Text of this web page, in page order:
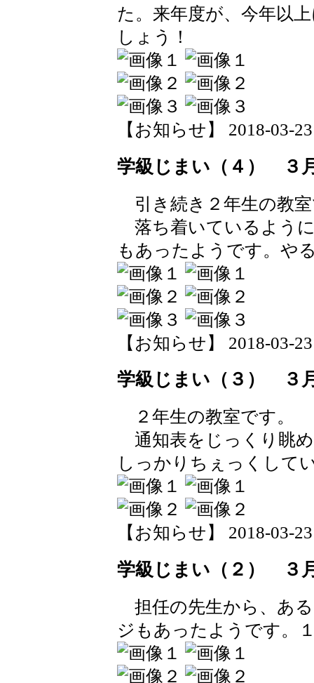
た。来年度が、今年以
しょう！
【お知らせ】 2018-03-
学級じまい（４） ３
引き続き２年生の教
落ち着いているよう
もあったようです。や
【お知らせ】 2018-03-
学級じまい（３） ３
２年生の教室です。
通知表をじっくり眺
しっかりちぇっくして
【お知らせ】 2018-03-
学級じまい（２） ３
担任の先生から、あ
ジもあったようです。